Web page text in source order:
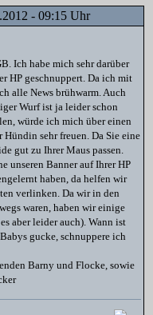
- 09:15 Uhr
Ich habe mich sehr darüber
HP geschnuppert. Da ich mit
alle News brühwarm. Auch
Wurf ist ja leider schon
würde ich mich über einen
sehr freuen. Da Sie eine
gut zu Ihrer Maus passen.
unseren Banner auf Ihrer HP
haben, da helfen wir
verlinken. Da wir in den
waren, haben wir einige
aber leider auch). Wann ist
gucke, schnuppere ich
Barny und Flocke, sowie